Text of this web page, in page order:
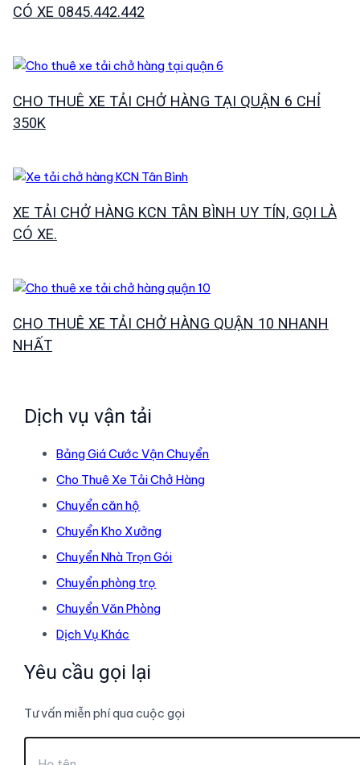
CÓ XE 0845.442.442
CHO THUÊ XE TẢI CHỞ HÀNG TẠI QUẬN 6 CHỈ
350K
XE TẢI CHỞ HÀNG KCN TÂN BÌNH UY TÍN, GỌI LÀ
CÓ XE.
CHO THUÊ XE TẢI CHỞ HÀNG QUẬN 10 NHANH
NHẤT
Dịch vụ vận tải
Bảng Giá Cước Vận Chuyển
Cho Thuê Xe Tải Chở Hàng
Chuyển căn hộ
Chuyển Kho Xưởng
Chuyển Nhà Trọn Gói
Chuyển phòng trọ
Chuyển Văn Phòng
Dịch Vụ Khác
Yêu cầu gọi lại
Tư vấn miễn phí qua cuộc gọi